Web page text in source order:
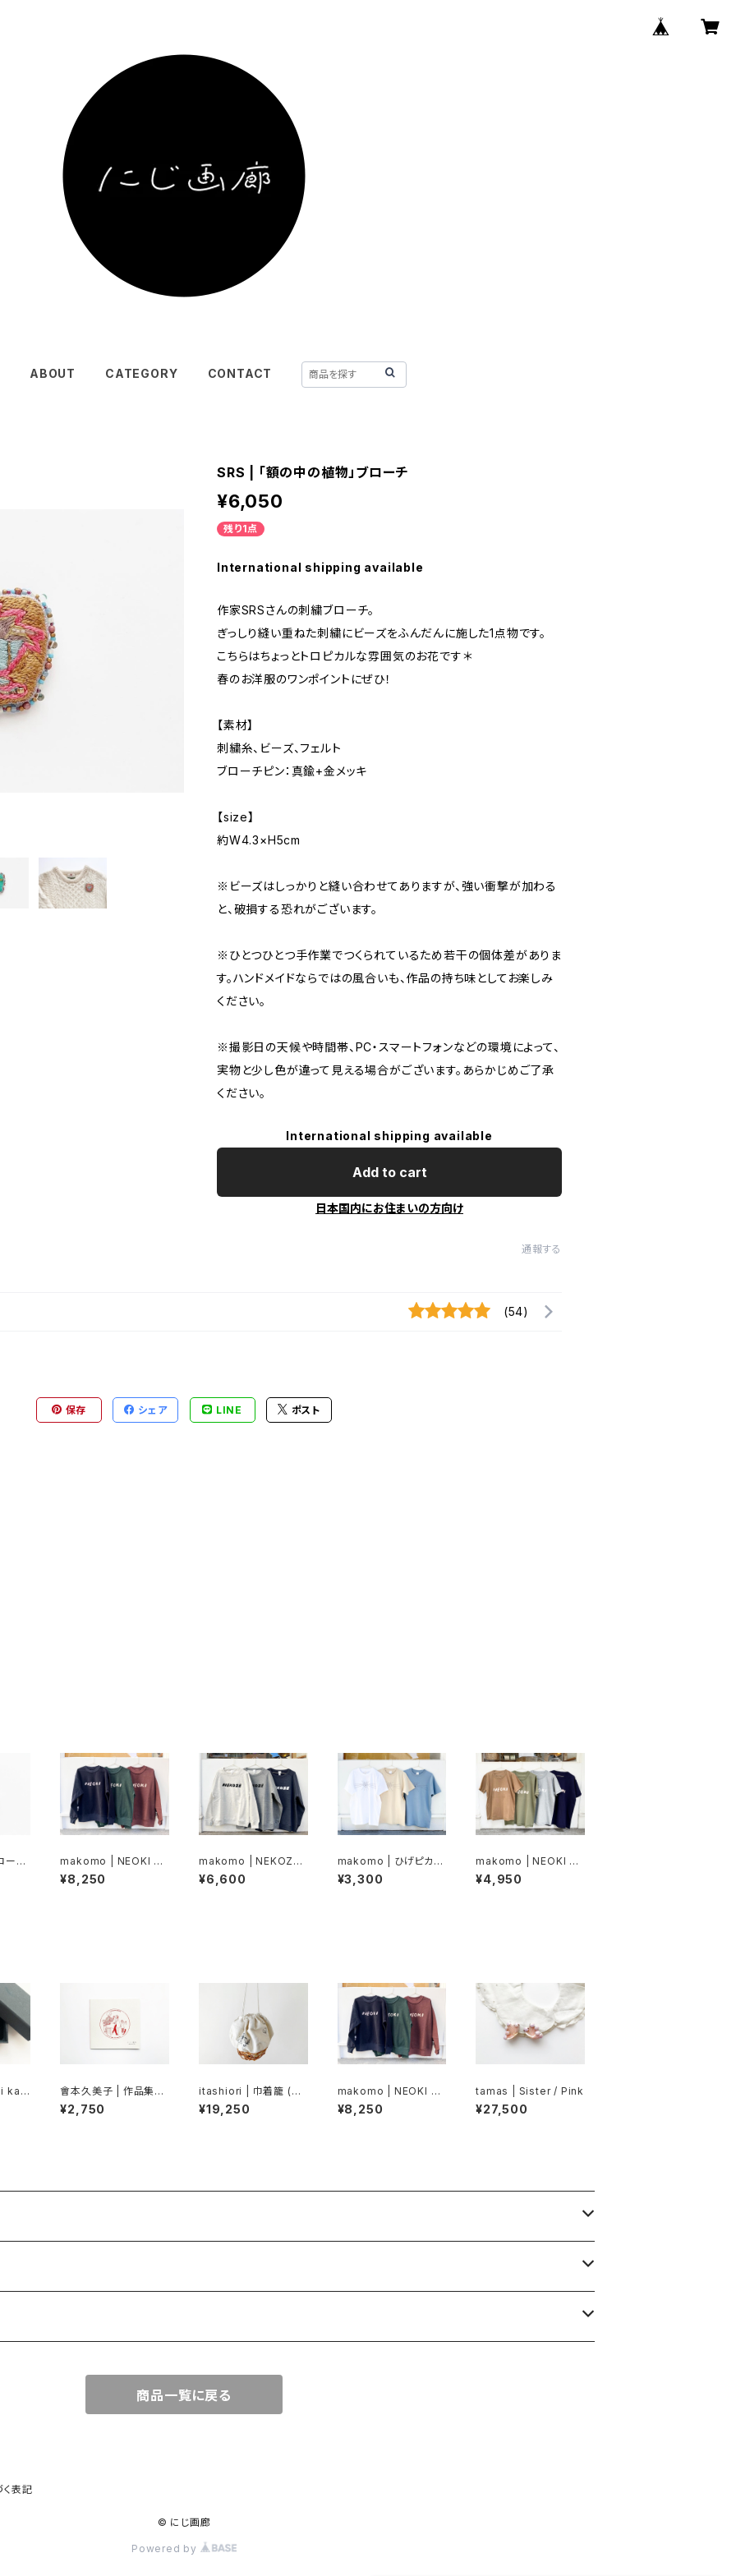
ABOUT CATEGORY CONTACT
SRS | 「額の中の植物」ブローチ
¥6,050
残り1点
International shipping available
作家SRSさんの刺繍ブローチ。
ぎっしり縫い重ねた刺繍にビーズをふんだんに施した1点物です。
こちらはちょっとトロピカルな雰囲気のお花です＊
春のお洋服のワンポイントにぜひ！
【素材】
刺繍糸、ビーズ、フェルト
ブローチピン：真鍮+金メッキ
【size】
約W4.3×H5cm
※ビーズはしっかりと縫い合わせてありますが、強い衝撃が加わる
と、破損する恐れがございます。
※ひとつひとつ手作業でつくられているため若干の個体差がありま
す。ハンドメイドならではの風合いも、作品の持ち味としてお楽しみ
ください。
※撮影日の天候や時間帯、PC・スマートフォンなどの環境によって、
実物と少し色が違って見える場合がございます。あらかじめご了承
ください。
International shipping available
Add to cart
日本国内にお住まいの方向け
通報する
(54)
保存 シェア LINE ポスト
ーチ
makomo | NEOKI ス
ウェット
¥8,250
makomo | NEKOZE
スウェット
¥6,600
makomo | ひげピカ T
シャツ
¥3,300
makomo | NEOKI T
シャツ
¥4,950
ka z
會本久美子 | 作品集
「小さい魔法」
¥2,750
itashiori | 巾着籠 (ス
テンシル a)
¥19,250
makomo | NEOKI ス
ウェット
¥8,250
tamas | Sister / Pink
¥27,500
商品一覧に戻る
表記
© にじ画廊
Powered by